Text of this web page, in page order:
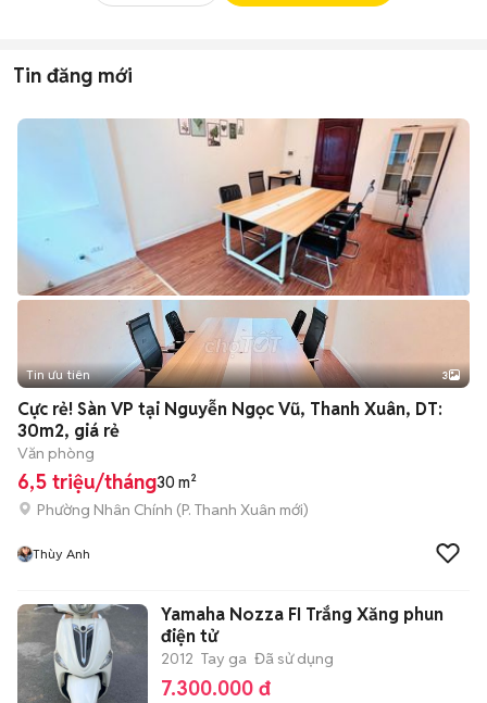
Tin đăng mới
Tin ưu tiên 3
Cực rẻ! Sàn VP tại Nguyễn Ngọc Vũ, Thanh Xuân, DT:
30m2, giá rẻ
Văn phòng
6,5 triệu/tháng30 m²
Phường Nhân Chính (P. Thanh Xuân mới)
Thùy Anh
Yamaha Nozza FI Trắng Xăng phun
điện tử
2012 Tay ga Đã sử dụng
7.300.000 đ